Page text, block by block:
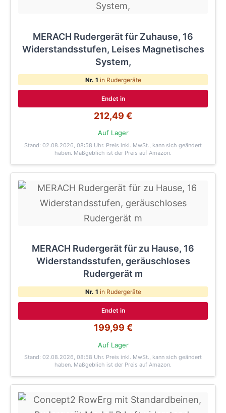
MERACH Rudergerät für Zuhause, 16
Widerstandsstufen, Leises Magnetisches
System,
Nr. 1 in Rudergeräte
Endet in
212,49 €
Auf Lager
Stand: 02.08.2026, 08:58 Uhr. Preis inkl. MwSt., kann sich geändert
haben. Maßgeblich ist der Preis auf Amazon.
MERACH Rudergerät für zu Hause, 16
Widerstandsstufen, geräuschloses
Rudergerät m
Nr. 1 in Rudergeräte
Endet in
199,99 €
Auf Lager
Stand: 02.08.2026, 08:58 Uhr. Preis inkl. MwSt., kann sich geändert
haben. Maßgeblich ist der Preis auf Amazon.